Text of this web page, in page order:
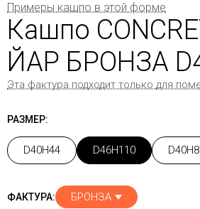
Примеры кашпо в этой форме
Кашпо
ЙАР БРОНЗА
Эта фактура подходит только для
РАЗМЕР:
D40H44 D46H110
ФАКТУРА: БРОНЗА